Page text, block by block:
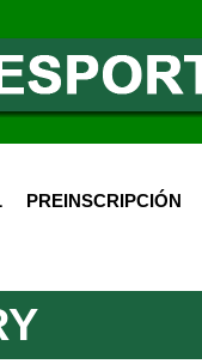
PREINSCRIPCIÓN